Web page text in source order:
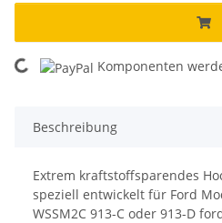
Komponenten
Beschreibung
Extrem kraftstoffsparendes
speziell entwickelt für Ford
WSSM2C 913-C oder 913-D